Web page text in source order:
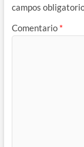
campos
Comentario *